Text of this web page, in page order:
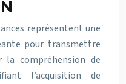
représentent une
pour transmettre
compréhension de
l’acquisition de